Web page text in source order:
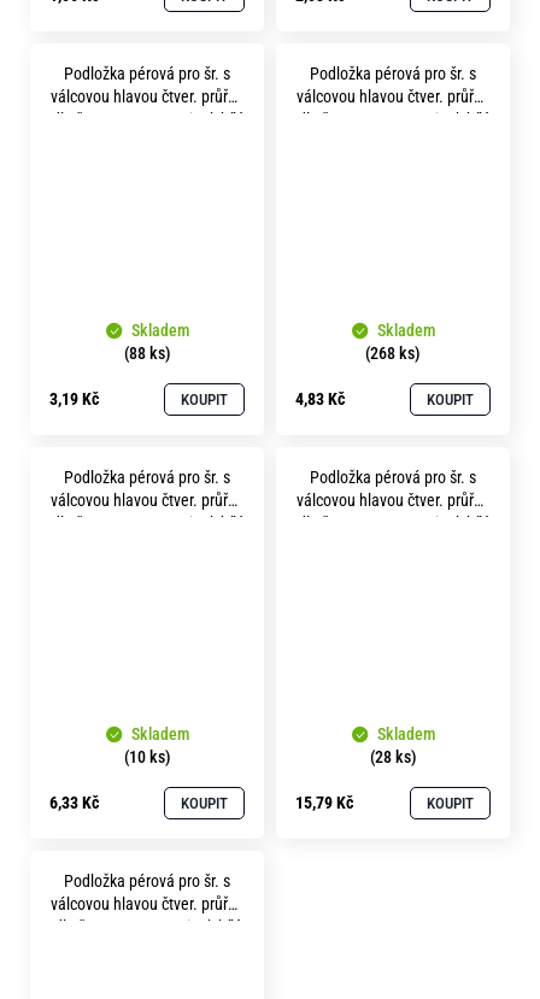
Podložka pérová pro šr. s
válcovou hlavou čtver. průřez
dle čsn 1740 p30.5 zinek bílý
Skladem
(88 ks)
3,19 Kč KOUPIT
Podložka pérová pro šr. s
válcovou hlavou čtver. průřez
dle čsn 1740 p33.5 zinek bílý
Skladem
(268 ks)
4,83 Kč KOUPIT
Podložka pérová pro šr. s
válcovou hlavou čtver. průřez
dle čsn 1740 p36.5 zinek bílý
Skladem
(10 ks)
6,33 Kč KOUPIT
Podložka pérová pro šr. s
válcovou hlavou čtver. průřez
dle čsn 1740 p42.5 zinek bílý
Skladem
(28 ks)
15,79 Kč KOUPIT
Podložka pérová pro šr. s
válcovou hlavou čtver. průřez
dle čsn 1740 p 3.6 zinek bílý